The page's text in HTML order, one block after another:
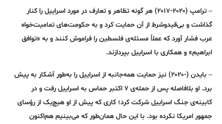
– ترامپ (۲۰۲۰-۲۰۱۷) هر گونه تظاهر و تعارف در مورد اسراییل را کنار
گذاشت و بی‌قید‌و‌شرط از آن حمایت کرد و به حکومت‌های تمامیت‌خواه
عرب فشار آورد که عملاً مسئله‌ی فلسطین را فراموش کنند و به «توافق
ابراهیم» و همکاری با اسراییل بپردازند.
– بایدن (-۲۰۲۰) نیز حمایت همه‌جانبه از اسراییل را به‌طور آشکار به پیش
برد. او بلافاصله پس از حمله‌ی ۷ اکتبر حماس به اسراییل رفت و در
کابینه‌ی جنگ اسراییل شرکت کرد؛ کاری که پیش از او هیچ‌یک از رؤسای
جمهور امریکا نکرده بود. با این حال همان‌طور که می‌بینیم هم‌‌اکنون